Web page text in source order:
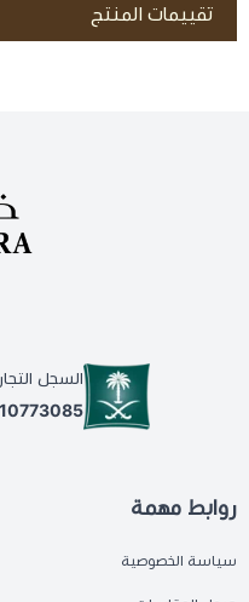
تقييمات المنتج
السجل
روابط مهمة
سياسة الخصوصية